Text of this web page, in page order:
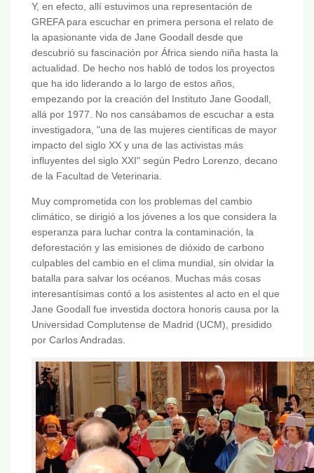
Y, en efecto, allí estuvimos una representación de
GREFA para escuchar en primera persona el relato de
la apasionante vida de Jane Goodall desde que
descubrió su fascinación por África siendo niña hasta la
actualidad. De hecho nos habló de todos los proyectos
que ha ido liderando a lo largo de estos años,
empezando por la creación del Instituto Jane Goodall,
allá por 1977. No nos cansábamos de escuchar a esta
investigadora, "una de las mujeres científicas de mayor
impacto del siglo XX y una de las activistas más
influyentes del siglo XXI" según Pedro Lorenzo, decano
de la Facultad de Veterinaria.
Muy comprometida con los problemas del cambio
climático, se dirigió a los jóvenes a los que considera la
esperanza para luchar contra la contaminación, la
deforestación y las emisiones de dióxido de carbono
culpables del cambio en el clima mundial, sin olvidar la
batalla para salvar los océanos. Muchas más cosas
interesantísimas contó a los asistentes al acto en el que
Jane Goodall fue investida doctora honoris causa por la
Universidad Complutense de Madrid (UCM), presidido
por Carlos Andradas.